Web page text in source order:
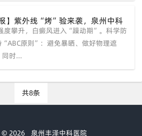
】紫外线“烤”验来袭，泉州中科
应对白斑“躁动期”！
度攀升，白癜风进入“躁动期”。科学防
原则”：避免暴晒、做好物理遮
时...
共8条
© 2026 泉州丰泽中科医院